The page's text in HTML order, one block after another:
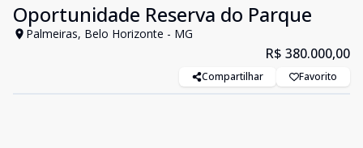
Oportunidade Reserva do Parque
Palmeiras, Belo Horizonte - MG
R$ 380.000,00
Compartilhar Favorito